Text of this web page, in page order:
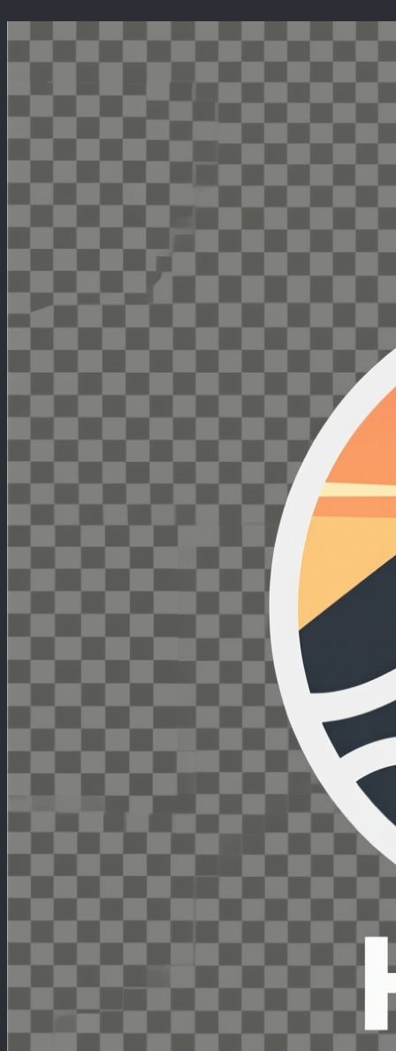
Перейти
к
содержимому